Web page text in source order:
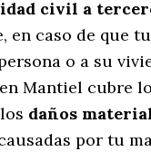
civil a
en caso de que
o a su
Mantiel cubre
daños
por tu